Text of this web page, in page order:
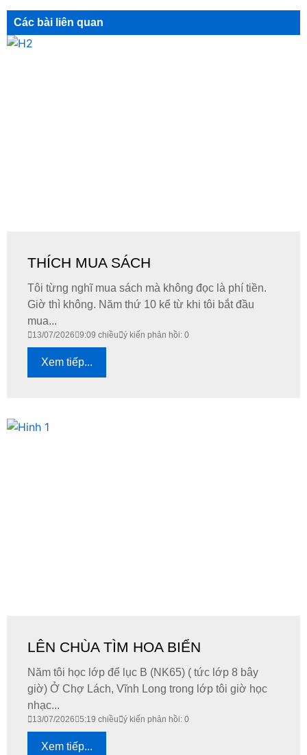
Các bài liên quan
THÍCH MUA SÁCH
Tôi từng nghĩ mua sách mà không đọc là phí tiền.
Giờ thì không. Năm thứ 10 kể từ khi tôi bắt đầu
mua...
13/07/2026 9:09 chiều ý kiến phản hồi: 0
Xem tiếp...
LÊN CHÙA TÌM HOA BIỂN
Năm tôi học lớp để lục B (NK65) ( tức lớp 8 bây
giờ) Ở Chợ Lách, Vĩnh Long trong lớp tôi giờ học
nhạc...
13/07/2026 5:19 chiều ý kiến phản hồi: 0
Xem tiếp...